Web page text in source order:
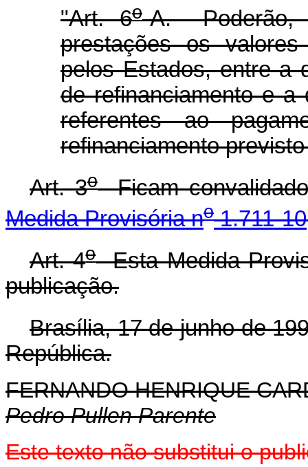
"Art. 6o-A. Poderão,
prestações os valores
pelos Estados, entre a
de refinanciamento e
referentes ao
refinanciamento
Art. 3oFicam
Medida Provisória no1.711-
Art. 4oEsta Medida
publicação.
Brasília, 17 de junho de
República.
FERNANDO HENRIQUE
Pedro Pullen Parente
Este texto não substitui o